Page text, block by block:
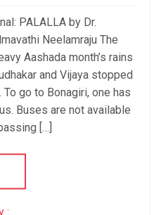
PALALLA by Dr.
Neelamraju The
Aashada month’s rains
and Vijaya stopped
go to Bonagiri, one has
Buses are not available
[…]
: